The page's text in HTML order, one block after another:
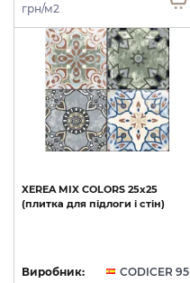
грн/м2
XEREA MIX COLORS 25x25
(плитка для підлоги і стін)
Виробник: CODICER 95